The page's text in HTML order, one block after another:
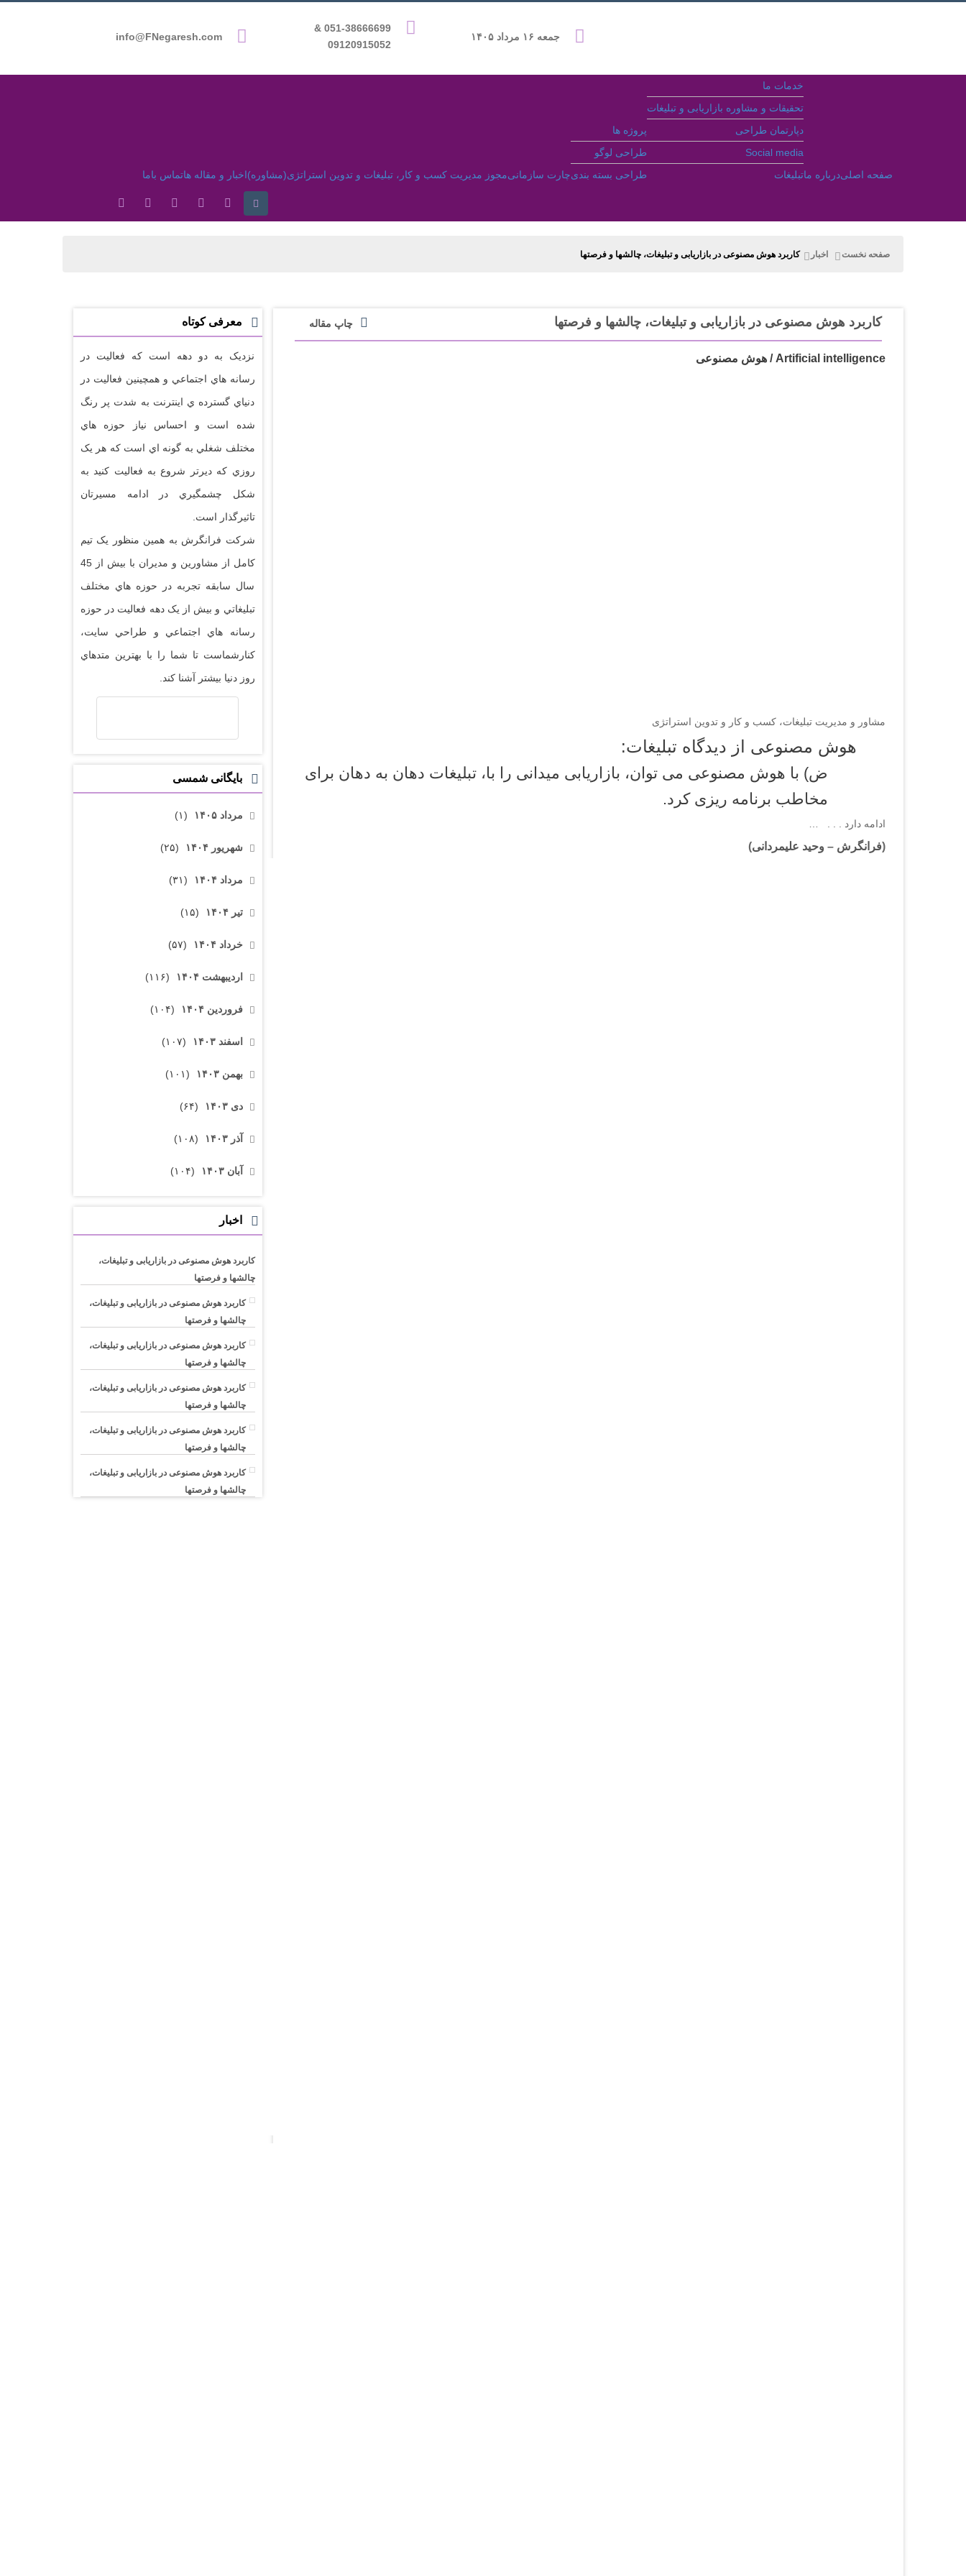
جمعه ۱۶ مرداد ۱۴۰۵
051-38666699 &
09120915052
info@FNegaresh.com
صفحه اصلیدرباره ما
خدمات ما
تحقیقات و مشاوره بازاریابی و تبلیغات
دپارتمان طراحی
Social media
تبلیغات
پروژه ها
طراحی لوگو
طراحی بسته بندیچارت سازمانیمجوز مدیریت کسب و کار، تبلیغات و تدوین استراتژی(مشاوره)اخبار و مقاله هاتماس باما
صفحه نخست اخبار کاربرد هوش مصنوعی در بازاریابی و تبلیغات، چالشها و فرصتها
کاربرد هوش مصنوعی در بازاریابی و تبلیغات، چالشها و فرصتها چاپ مقاله
Artificial intelligence / هوش مصنوعی
مشاور و مدیریت تبلیغات، کسب و کار و تدوین استراتژی
هوش مصنوعی از دیدگاه تبلیغات:
ض) با هوش مصنوعی می توان، بازاریابی میدانی را با، تبلیغات دهان به دهان برای
مخاطب برنامه ریزی کرد.
ادامه دارد . . . …
(فرانگرش – وحید علیمردانی)
معرفی کوتاه
نزديک به دو دهه است که فعاليت در
رسانه هاي اجتماعي و همچينين فعاليت در
دنياي گسترده ي اينترنت به شدت پر رنگ
شده است و احساس نياز حوزه هاي
مختلف شغلي به گونه اي است که هر يک
روزي که ديرتر شروع به فعاليت کنيد به
شکل چشمگيري در ادامه مسيرتان
تاثيرگذار است.
شرکت فرانگرش به همين منظور يک تيم
کامل از مشاورين و مديران با بيش از 45
سال سابقه تجربه در حوزه هاي مختلف
تبليغاتي و بيش از يک دهه فعاليت در حوزه
رسانه هاي اجتماعي و طراحي سايت،
کنارشماست تا شما را با بهترين متدهاي
روز دنيا بيشتر آشنا کند.
بایگانی شمسی
مرداد ۱۴۰۵ (۱)
شهریور ۱۴۰۴ (۲۵)
مرداد ۱۴۰۴ (۳۱)
تیر ۱۴۰۴ (۱۵)
خرداد ۱۴۰۴ (۵۷)
اردیبهشت ۱۴۰۴ (۱۱۶)
فروردین ۱۴۰۴ (۱۰۴)
اسفند ۱۴۰۳ (۱۰۷)
بهمن ۱۴۰۳ (۱۰۱)
دی ۱۴۰۳ (۶۴)
آذر ۱۴۰۳ (۱۰۸)
آبان ۱۴۰۳ (۱۰۴)
اخبار
کاربرد هوش مصنوعی در بازاریابی و تبلیغات،
چالشها و فرصتها
کاربرد هوش مصنوعی در بازاریابی و تبلیغات،
چالشها و فرصتها
کاربرد هوش مصنوعی در بازاریابی و تبلیغات،
چالشها و فرصتها
کاربرد هوش مصنوعی در بازاریابی و تبلیغات،
چالشها و فرصتها
کاربرد هوش مصنوعی در بازاریابی و تبلیغات،
چالشها و فرصتها
کاربرد هوش مصنوعی در بازاریابی و تبلیغات،
چالشها و فرصتها